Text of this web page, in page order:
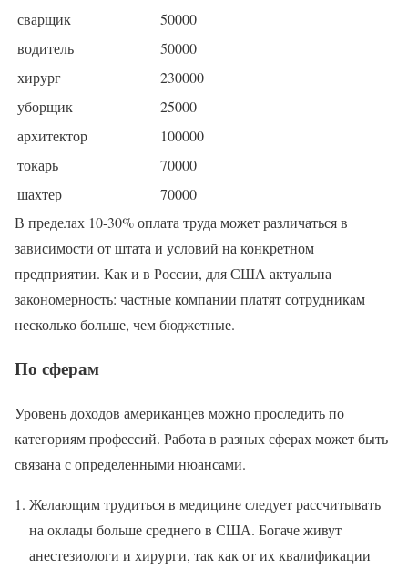
сварщик
50000
водитель
50000
хирург
230000
уборщик
25000
архитектор
100000
токарь
70000
шахтер
70000
В пределах 10-30% оплата труда может различаться в
зависимости от штата и условий на конкретном
предприятии. Как и в России, для США актуальна
закономерность: частные компании платят сотрудникам
несколько больше, чем бюджетные.
По сферам
Уровень доходов американцев можно проследить по
категориям профессий. Работа в разных сферах может быть
связана с определенными нюансами.
Желающим трудиться в медицине следует рассчитывать
на оклады больше среднего в США. Богаче живут
анестезиологи и хирурги, так как от их квалификации